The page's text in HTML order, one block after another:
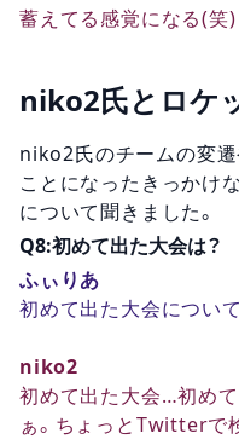
蓄えてる感覚になる(笑)
niko2氏とロケ
niko2氏のチームの変
ことになったきっかけ
について聞きました。
Q8:初めて出た大会は？
ふぃりあ
初めて出た大会につい
niko2
初めて出た大会…初め
ぁ。ちょっとTwitterで